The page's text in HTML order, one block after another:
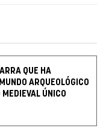
QUE HA
ARQUEOLÓGICO
MEDIEVAL ÚNICO